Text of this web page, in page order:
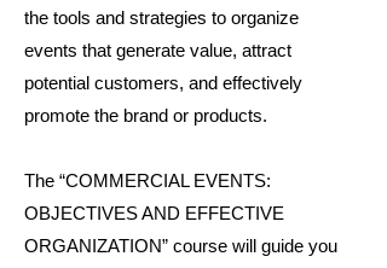
the tools and strategies to organize
events that generate value, attract
potential customers, and effectively
promote the brand or products.
The “COMMERCIAL EVENTS:
OBJECTIVES AND EFFECTIVE
ORGANIZATION” course will guide you